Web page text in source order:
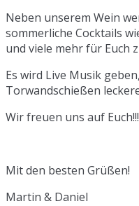
Neben unserem Wein
sommerliche Cocktails
und viele mehr für Euch
Es wird Live Musik
Torwandschießen
Wir freuen uns auf Euch!!!
Mit den besten Grüßen!
Martin & Daniel